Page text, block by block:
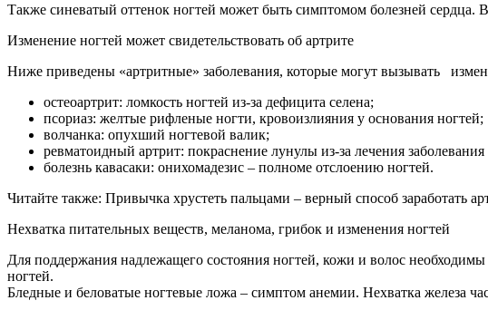
Также синеватый оттенок ногтей может быть симптомом болезней сердца.
Изменение ногтей может свидетельствовать об артрите
Ниже приведены «артритные» заболевания, которые могут вызывать
остеоартрит: ломкость ногтей из-за дефицита селена;
псориаз: желтые рифленые ногти, кровоизлияния у основания ногтей;
волчанка: опухший ногтевой валик;
ревматоидный артрит: покраснение лунулы из-за лечения
болезнь кавасаки: онихомадезис – полноме отслоению ногтей.
Читайте также: Привычка хрустеть пальцами – верный способ заработать
Нехватка питательных веществ, меланома, грибок и изменения ногтей
Для поддержания надлежащего состояния ногтей, кожи и волос
ногтей.
Бледные и беловатые ногтевые ложа – симптом анемии. Нехватка железа